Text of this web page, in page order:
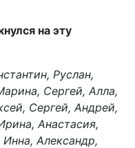
на эту
Руслан,
Сергей, Алла,
Сергей, Андрей,
Анастасия,
Александр,